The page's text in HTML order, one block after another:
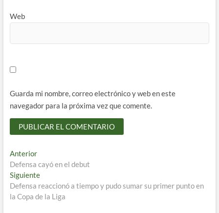
Web
Guarda mi nombre, correo electrónico y web en este
navegador para la próxima vez que comente.
Navegación
de
entradas
AnteriorEntrada
anterior:
Defensa cayó en el debut
SiguienteEntrada
siguiente:
Defensa reaccionó a tiempo y pudo sumar su primer punto en
la Copa de la Liga